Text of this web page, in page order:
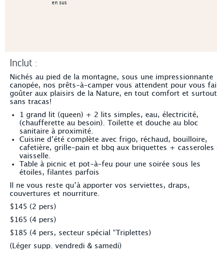
en sus
Inclut :
Nichés au pied de la montagne, sous une impressionnante
canopée, nos prêts-à-camper vous attendent pour vous
goûter aux plaisirs de la Nature, en tout comfort et
sans tracas!
1 grand lit (queen) + 2 lits simples, eau, électricité,
(chaufferette au besoin). Toilette et douche au bloc
sanitaire à proximité.
Cuisine d’été complète avec frigo, réchaud, bouilloire,
cafetière, grille-pain et bbq aux briquettes + casseroles
vaisselle.
Table à picnic et pot-à-feu pour une soirée sous les
étoiles, filantes parfois
Il ne vous reste qu’à apporter vos serviettes, draps,
couvertures et nourriture.
$145 (2 pers)
$165 (4 pers)
$185 (4 pers, secteur spécial “Triplettes)
(Léger supp. vendredi & samedi)